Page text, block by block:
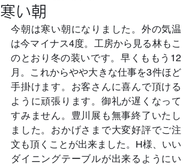
寒い朝
今朝は寒い朝になりました。外の気温
は今マイナス4度。工房から見る林もこ
のとおり冬の装いです。早くももう12
月。これからやや大きな仕事を3件ほど
手掛けます。お客さんに喜んで頂ける
ように頑張ります。御礼が遅くなって
すみません。豊川展も無事終了いたし
ました。おかげさまで大変好評でご注
文も頂くことが出来ました。H様、いい
ダイニングテーブルが出来るようにい